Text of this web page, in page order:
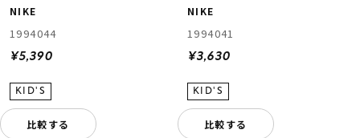
NIKE
1994044
¥5,390
比較する
NIKE
1994041
¥3,630
比較する